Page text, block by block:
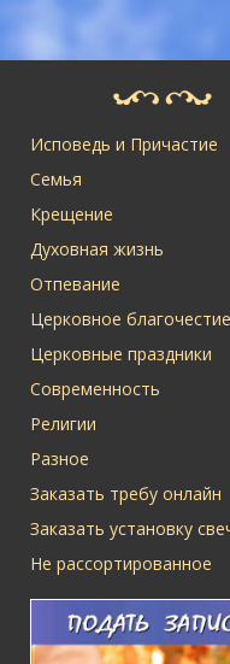
Исповедь и Причастие
Семья
Крещение
Духовная жизнь
Отпевание
Церковное благочестие
Церковные праздники
Современность
Религии
Разное
Заказать требу онлайн
Заказать установку
Не рассортированное